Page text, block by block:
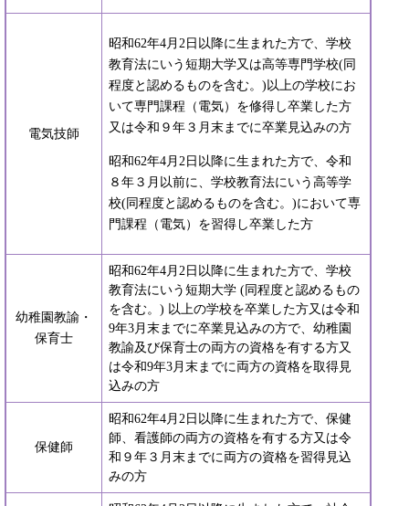
電気技師
昭和62年4月2日以降に生まれた方で、学校
教育法にいう短期大学又は高等専門学校(同
程度と認めるものを含む。)以上の学校にお
いて専門課程（電気）を修得し卒業した方
又は令和９年３月末までに卒業見込みの方
昭和62年4月2日以降に生まれた方で、令和
８年３月以前に、学校教育法にいう高等学
校(同程度と認めるものを含む。)において専
門課程（電気）を習得し卒業した方
幼稚園教諭・
保育士
昭和62年4月2日以降に生まれた方で、学校
教育法にいう短期大学 (同程度と認めるもの
を含む。) 以上の学校を卒業した方又は令和
9年3月末までに卒業見込みの方で、幼稚園
教諭及び保育士の両方の資格を有する方又
は令和9年3月末までに両方の資格を取得見
込みの方
保健師
昭和62年4月2日以降に生まれた方で、保健
師、看護師の両方の資格を有する方又は令
和９年３月末までに両方の資格を習得見込
みの方